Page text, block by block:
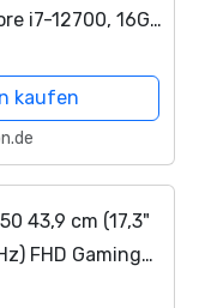
i7-12700, 16GB
SSD, Win 11
kaufen
43,9 cm (17,3"
FHD Gaming